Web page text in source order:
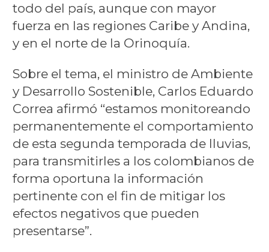
todo del país, aunque con mayor
fuerza en las regiones Caribe y Andina,
y en el norte de la Orinoquía.
Sobre el tema, el ministro de Ambiente
y Desarrollo Sostenible, Carlos Eduardo
Correa afirmó “estamos monitoreando
permanentemente el comportamiento
de esta segunda temporada de lluvias,
para transmitirles a los colombianos de
forma oportuna la información
pertinente con el fin de mitigar los
efectos negativos que pueden
presentarse”.